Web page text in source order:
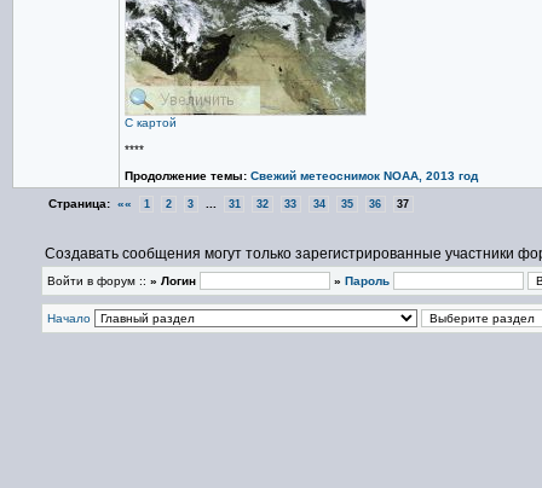
С картой
****
Продолжение темы: Cвежий метеоснимок NOAA, 2013 год
Страница: «« 1 2 3 31 32 33 34 35 36 37
Создавать сообщения могут только зарегистрированные участники
Войти в форум :: » Логин » Пароль
Начало